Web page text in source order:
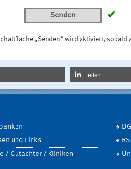
Senden ✔
„Senden“ wird aktiviert,
teilen
und Links
/ Gutachter / Kliniken